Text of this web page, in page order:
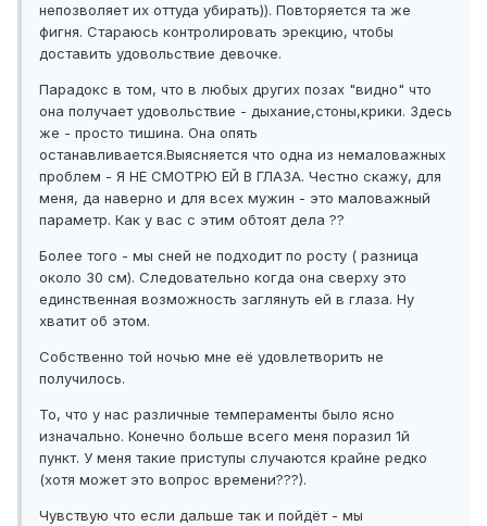
непозволяет их оттуда убирать)). Повторяется та же
фигня. Стараюсь контролировать эрекцию, чтобы
доставить удовольствие девочке.
Парадокс в том, что в любых других позах "видно" что
она получает удовольствие - дыхание,стоны,крики. Здесь
же - просто тишина. Она опять
останавливается.Выясняется что одна из немаловажных
проблем - Я НЕ СМОТРЮ ЕЙ В ГЛАЗА. Честно скажу, для
меня, да наверно и для всех мужин - это маловажный
параметр. Как у вас с этим обтоят дела ??
Более того - мы сней не подходит по росту ( разница
около 30 см). Следовательно когда она сверху это
единственная возможность заглянуть ей в глаза. Ну
хватит об этом.
Собственно той ночью мне её удовлетворить не
получилось.
То, что у нас различные темпераменты было ясно
изначально. Конечно больше всего меня поразил 1й
пункт. У меня такие приступы случаются крайне редко
(хотя может это вопрос времени???).
Чувствую что если дальше так и пойдёт - мы